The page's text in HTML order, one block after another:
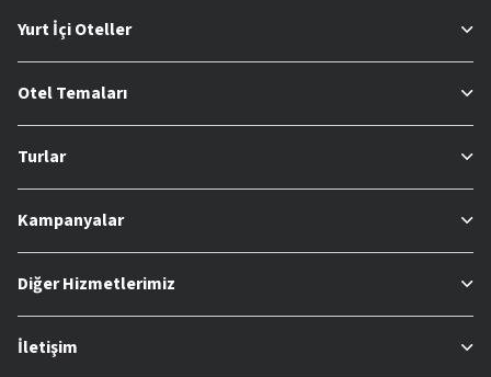
Yurt İçi Oteller
Otel Temaları
Turlar
Kampanyalar
Diğer Hizmetlerimiz
İletişim